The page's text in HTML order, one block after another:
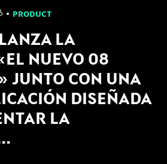
PRODUCT
LA
NUEVO 08
JUNTO CON UNA
DISEÑADA
LA